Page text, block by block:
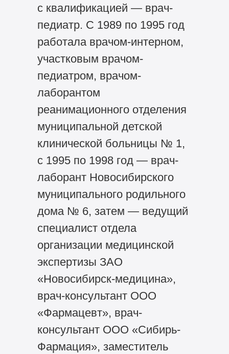
с квалификацией — врач-
педиатр. С 1989 по 1995 год
работала врачом-интерном,
участковым врачом-
педиатром, врачом-
лаборантом
реанимационного отделения
муниципальной детской
клинической больницы № 1,
с 1995 по 1998 год — врач-
лаборант Новосибирского
муниципального родильного
дома № 6, затем — ведущий
специалист отдела
организации медицинской
экспертизы ЗАО
«Новосибирск-медицина»,
врач-консультант ООО
«Фармацевт», врач-
консультант ООО «Сибирь-
Фармация», заместитель